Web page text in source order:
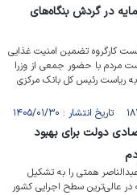
در گردش بنگاه‌های
کارگروه تضمین امنیت غذایی
مردم با حضور جمعی از وزرا
ریاست رئیس کل بانک مرکزی
دولت برای بهبود
همتی را به تشکیل
در عالی‌ترین سطح اجرایی کشور